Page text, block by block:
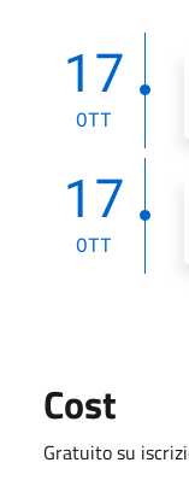
17
OTT
17
OTT
Cost
Gratuito su